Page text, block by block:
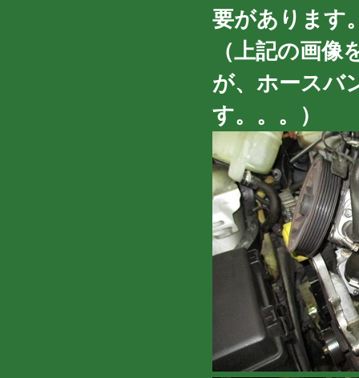
要があります
（上記の画
が、ホースバ
す。。。）